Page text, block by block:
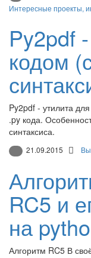
Интересные проекты,
Py2pdf
кодом
Py2pdf - утилита
.py кода.
синтаксиса.
21.09.2015
RC5 и
на
Алгоритм RC5 В